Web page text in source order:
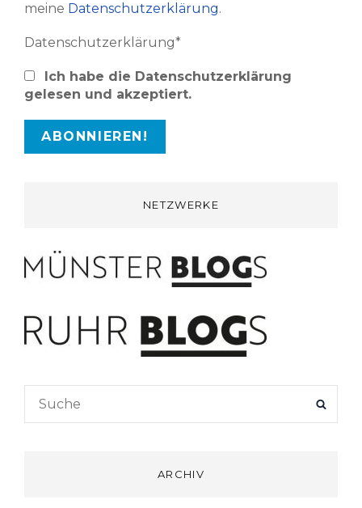
meine Datenschutzerklärung.
Datenschutzerklärung*
Ich habe die Datenschutzerklärung
gelesen und akzeptiert.
NETZWERKE
Search
for:
ARCHIV